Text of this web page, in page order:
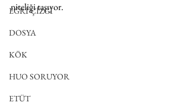
EĞRİ ÇİZGİ
DOSYA
KÖK
HUO SORUYOR
ETÜT
niteliği taşıyor.